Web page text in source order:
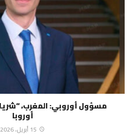
مسؤول أوروبي: المغرب،
أوروبا
15 أبريل، 2026